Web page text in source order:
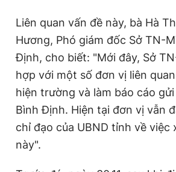
Liên quan vấn đề này, bà Hà
Hương, Phó giám đốc Sở TN-
Định, cho biết: "Mới đây, Sở
hợp với một số đơn vị liên
hiện trường và làm báo cáo
Bình Định. Hiện tại đơn vị vẫn
chỉ đạo của UBND tỉnh về việc
này".